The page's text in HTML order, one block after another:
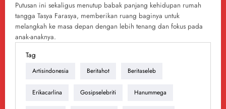
Putusan ini sekaligus menutup babak panjang kehidupan rumah
tangga Tasya Farasya, memberikan ruang baginya untuk
melangkah ke masa depan dengan lebih tenang dan fokus pada
anak-anaknya.
Tag
Artisindonesia Beritahot Beritaseleb
Erikacarlina Gosipselebriti Hanummega